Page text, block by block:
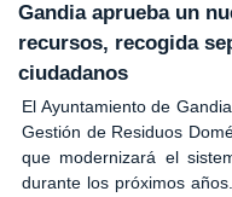
Gandia aprueba un
recursos, recogida
ciudadanos
El Ayuntamiento de
Gestión de Residuos
que modernizará el
durante los próximos